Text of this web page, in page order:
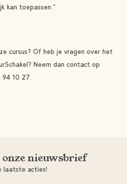
kan toepassen.”
cursus? Of heb je vragen over het
Neem dan contact op
10 27.
nieuwsbrief
laatste acties!